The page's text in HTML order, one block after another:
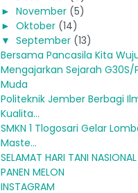
► November (5)
► Oktober (14)
▼ September (13)
Bersama Pancasila Kita
Mengajarkan Sejarah G30S/
Muda
Politeknik Jember Berbagi
Kualita...
SMKN 1 Tlogosari Gelar
Maste...
SELAMAT HARI TANI NASIONAL
PANEN MELON
INSTAGRAM